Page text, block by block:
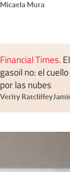
Micaela Mura
Financial Times.
gasoil no: el
por las nubes
Verity Ratcliffey